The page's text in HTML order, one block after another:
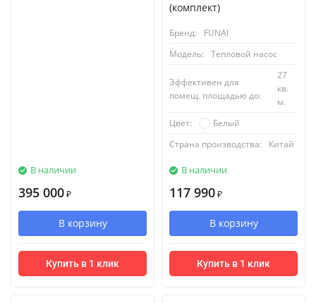
В наличии
395 000 ₽
В корзину
Купить в 1 клик
(комплект)
Бренд:
FUNAI
Модель:
Тепловой насос
Эффективен для
помещ. площадью до:
27
кв.
м.
Цвет:
Белый
Страна производства:
Китай
В наличии
117 990 ₽
В корзину
Купить в 1 клик